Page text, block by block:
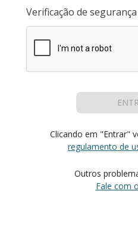
Verificação de segurança
Clicando em "Entrar"
regulamento de
Outros
Fale com